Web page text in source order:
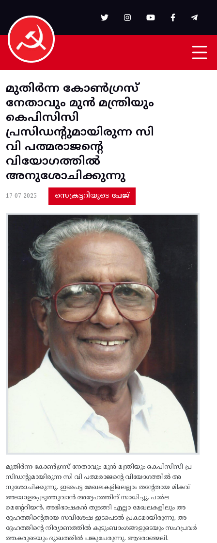
മുതിർന്ന കോൺ​ഗ്രസ്
നേതാവും മുൻ മന്ത്രിയും
കെപിസിസി
പ്രസിഡന്റുമായിരുന്ന സി
വി പത്മരാജൻ്റെ
വിയോഗത്തിൽ
അനുശോചിക്കുന്നു
17-07-2025 സെക്രട്ടറിയുടെ പേജ്
മുതിർന്ന കോൺ​ഗ്രസ് നേതാവും മുൻ മന്ത്രിയും കെപിസിസി പ്ര
സിഡന്റുമായിരുന്ന സി വി പത്മരാജൻ്റെ വിയോഗത്തിൽ അ
നുശോചിക്കുന്നു. ഇടപെട്ട മേഖലകളിലെല്ലാം തൻ്റേതായ മികവ്
അടയാളപ്പെടുത്തുവാൻ അദ്ദേഹത്തിന് സാധിച്ചു. പാർല
മെൻ്റേറിയൻ, അഭിഭാഷകൻ തുടങ്ങി എല്ലാ മേഖലകളിലും അ
ദ്ദേഹത്തിൻ്റെതായ സവിശേഷ ഇടപെടൽ പ്രകടമായിരുന്നു. അ
ദ്ദേഹത്തിൻ്റെ നിര്യാണത്തിൽ കുടുംബാംഗങ്ങളുടെയും സഹപ്രവർ
ത്തകരുടെയും ദു:ഖത്തിൽ പങ്കുചേരുന്നു. ആദരാഞ്ജലി.